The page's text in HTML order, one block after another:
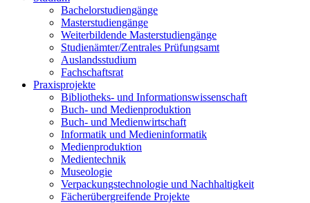
Bachelorstudiengänge
Masterstudiengänge
Weiterbildende Masterstudiengänge
Studienämter/Zentrales Prüfungsamt
Auslandsstudium
Fachschaftsrat
Praxisprojekte
Bibliotheks- und Informationswissenschaft
Buch- und Medienproduktion
Buch- und Medienwirtschaft
Informatik und Medieninformatik
Medienproduktion
Medientechnik
Museologie
Verpackungstechnologie und Nachhaltigkeit
Fächerübergreifende Projekte